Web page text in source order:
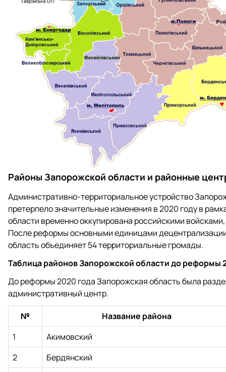
Районы Запорожской области и районные
Административно-территориальное устройство
претерпело значительные изменения в 2020 году в
области временно оккупирована российскими
После реформы основными единицами
область объединяет 54 территориальные громады.
Таблица районов Запорожской области до реформы
До реформы 2020 года Запорожская область была
административный центр.
№
Название района
1
Акимовский
2
Бердянский